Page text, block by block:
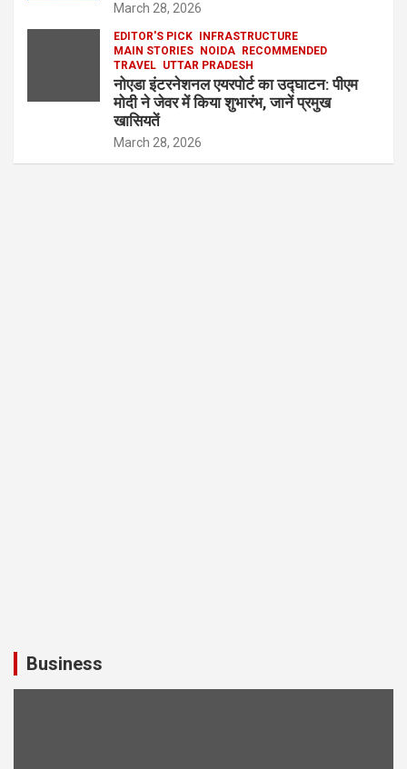
March 28, 2026
EDITOR'S PICK
INFRASTRUCTURE
MAIN STORIES
NOIDA
RECOMMENDED
TRAVEL UTTAR PRADESH
नोएडा इंटरनेशनल एयरपोर्ट का उद्घाटन: पीएम
मोदी ने जेवर में किया शुभारंभ, जानें प्रमुख
खासियतें
March 28, 2026
Business